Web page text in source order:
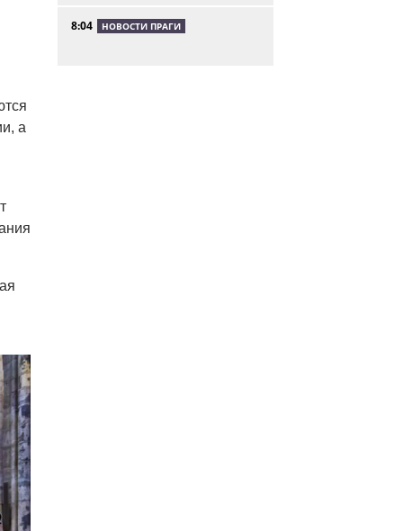
а
8:04 НОВОСТИ ПРАГИ